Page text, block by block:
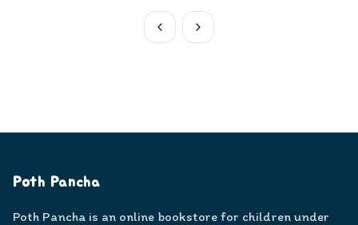
Poth Pancha
Poth Pancha is an online bookstore for children under